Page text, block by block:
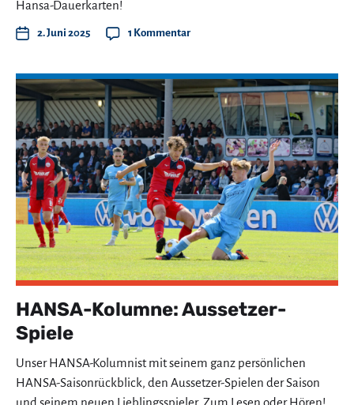
Hansa-Dauerkarten!
2. Juni 2025 1 Kommentar
HANSA-Kolumne: Aussetzer-
Spiele
Unser HANSA-Kolumnist mit seinem ganz persönlichen
HANSA-Saisonrückblick, den Aussetzer-Spielen der Saison
und seinem neuen Lieblingsspieler. Zum Lesen oder Hören!